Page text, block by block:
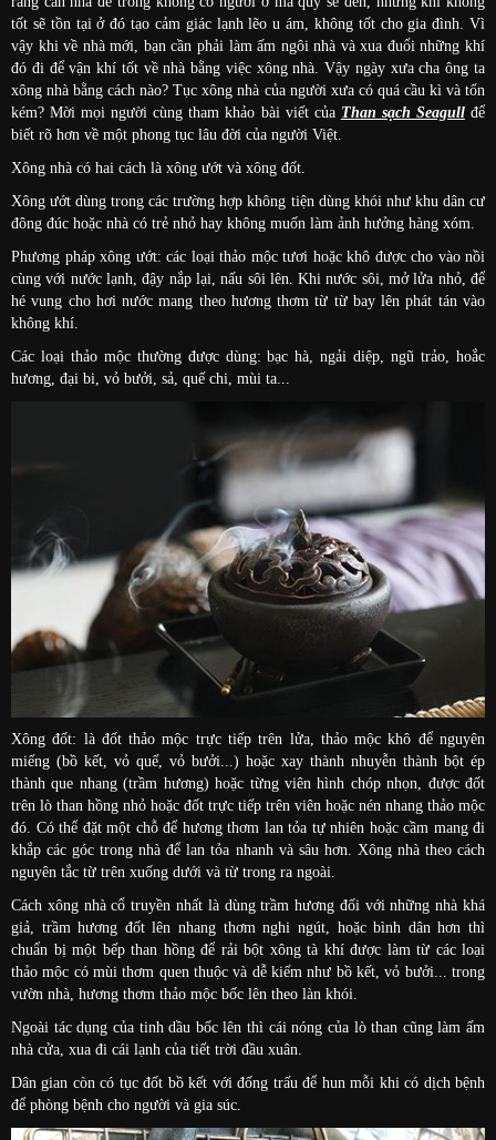
tốt sẽ tồn tại ở đó tạo cảm giác lạnh lẽo u ám, không tốt cho gia đình. Vì
vậy khi về nhà mới, bạn cần phải làm ấm ngôi nhà và xua đuổi những khí
đó đi để vận khí tốt về nhà bằng việc xông nhà. Vậy ngày xưa cha ông ta
xông nhà bằng cách nào? Tục xông nhà của người xưa có quá cầu kì và tốn
kém? Mời mọi người cùng tham khảo bài viết của Than sạch Seagullđể
biết rõ hơn về một phong tục lâu đời của người Việt.
Xông nhà có hai cách là xông ướt và xông đốt.
Xông ướt dùng trong các trường hợp không tiện dùng khói như khu dân cư
đông đúc hoặc nhà có trẻ nhỏ hay không muốn làm ảnh hưởng hàng xóm.
Phương pháp xông ướt: các loại thảo mộc tươi hoặc khô được cho vào nồi
cùng với nước lạnh, đậy nắp lại, nấu sôi lên. Khi nước sôi, mở lửa nhỏ, để
hé vung cho hơi nước mang theo hương thơm từ từ bay lên phát tán vào
không khí.
Các loại thảo mộc thường được dùng: bạc hà, ngải diệp, ngũ trảo, hoắc
hương, đại bi, vỏ bưởi, sả, quế chi, mùi ta...
Xông đốt: là đốt thảo mộc trực tiếp trên lửa, thảo mộc khô để nguyên
miếng (bồ kết, vỏ quế, vỏ bưởi...) hoặc xay thành nhuyễn thành bột ép
thành que nhang (trầm hương) hoặc từng viên hình chóp nhọn, được đốt
trên lò than hồng nhỏ hoặc đốt trực tiếp trên viên hoặc nén nhang thảo mộc
đó. Có thể đặt một chỗ để hương thơm lan tỏa tự nhiên hoặc cầm mang đi
khắp các góc trong nhà để lan tỏa nhanh và sâu hơn. Xông nhà theo cách
nguyên tắc từ trên xuống dưới và từ trong ra ngoài.
Cách xông nhà cổ truyền nhất là dùng trầm hương đối với những nhà khá
giả, trầm hương đốt lên nhang thơm nghi ngút, hoặc bình dân hơn thì
chuẩn bị một bếp than hồng để rải bột xông tà khí được làm từ các loại
thảo mộc có mùi thơm quen thuộc và dễ kiếm như bồ kết, vỏ bưởi... trong
vườn nhà, hương thơm thảo mộc bốc lên theo làn khói.
Ngoài tác dụng của tinh dầu bốc lên thì cái nóng của lò than cũng làm ấm
nhà cửa, xua đi cái lạnh của tiết trời đầu xuân.
Dân gian còn có tục đốt bồ kết với đống trấu để hun mỗi khi có dịch bệnh
để phòng bệnh cho người và gia súc.